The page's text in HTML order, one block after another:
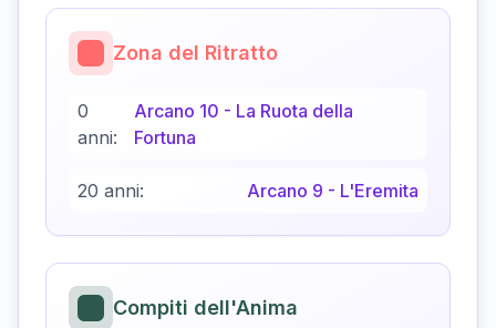
Zona del Ritratto
0
anni:
Arcano 10 - La Ruota della
Fortuna
20 anni: Arcano 9 - L'Eremita
Compiti dell'Anima